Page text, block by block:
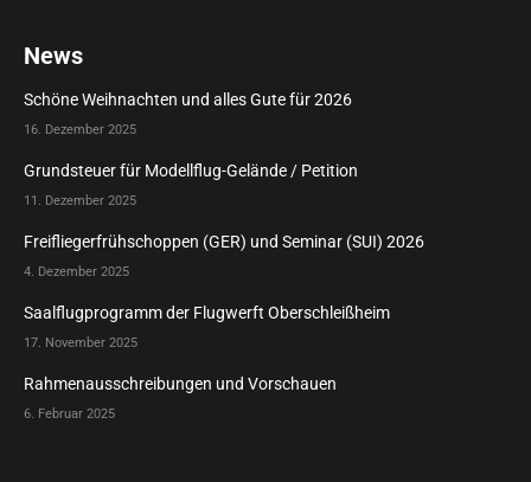
News
Schöne Weihnachten und alles Gute für 2026
16. Dezember 2025
Grundsteuer für Modellflug-Gelände / Petition
11. Dezember 2025
Freifliegerfrühschoppen (GER) und Seminar (SUI) 2026
4. Dezember 2025
Saalflugprogramm der Flugwerft Oberschleißheim
17. November 2025
Rahmenausschreibungen und Vorschauen
6. Februar 2025